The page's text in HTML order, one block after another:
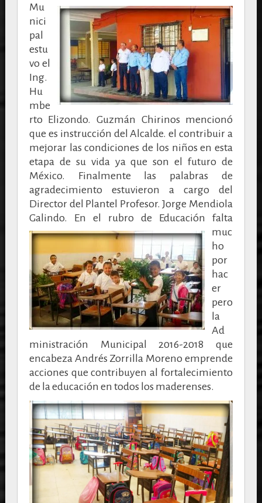
Mu
nici
pal
estu
vo el
Ing.
Hu
mbe
rto Elizondo. Guzmán Chirinos mencionó
que es instrucción del Alcalde. el contribuir a
mejorar las condiciones de los niños en esta
etapa de su vida ya que son el futuro de
México. Finalmente las palabras de
agradecimiento estuvieron a cargo del
Director del Plantel Profesor. Jorge Mendiola
Galindo. En el rubro de Educación falta
muc
ho
por
hac
er
pero
la
Ad
ministración Municipal 2016-2018 que
encabeza Andrés Zorrilla Moreno emprende
acciones que contribuyen al fortalecimiento
de la educación en todos los maderenses.